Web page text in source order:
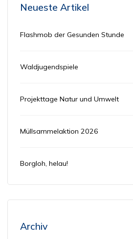
Neueste Artikel
Flashmob der Gesunden Stunde
Waldjugendspiele
Projekttage Natur und Umwelt
Müllsammelaktion 2026
Borgloh, helau!
Archiv